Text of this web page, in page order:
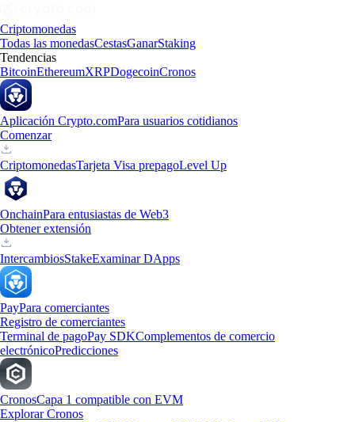
Criptomonedas
Todas las monedasCestasGanarStaking
Tendencias
BitcoinEthereumXRPDogecoinCronos
Aplicación Crypto.comPara usuarios cotidianos
Comenzar
CriptomonedasTarjeta Visa prepagoLevel Up
OnchainPara entusiastas de Web3
Obtener extensión
IntercambiosStakeExaminar DApps
PayPara comerciantes
Registro de comerciantes
Terminal de pagoPay SDKComplementos de comercio
electrónicoPredicciones
CronosCapa 1 compatible con EVM
Explorar Cronos